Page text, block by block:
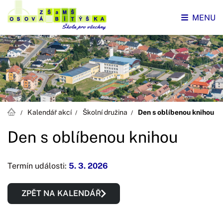
MENU
Kalendář akcí Školní družina Den s oblíbenou knihou
Den s oblíbenou knihou
Termín události: 5. 3. 2026
ZPĚT NA KALENDÁŘ